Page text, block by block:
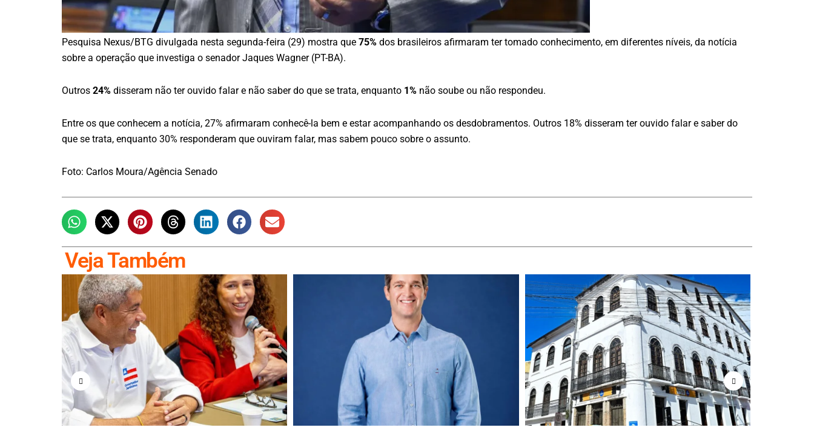
Pesquisa Nexus/BTG divulgada nesta segunda-feira (29) mostra que 75% dos brasileiros afirmaram ter tomado conhecimento, em diferentes níveis, da notícia
sobre a operação que investiga o senador Jaques Wagner (PT-BA).
Outros 24% disseram não ter ouvido falar e não saber do que se trata, enquanto 1% não soube ou não respondeu.
Entre os que conhecem a notícia, 27% afirmaram conhecê-la bem e estar acompanhando os desdobramentos. Outros 18% disseram ter ouvido falar e saber do
que se trata, enquanto 30% responderam que ouviram falar, mas sabem pouco sobre o assunto.
Foto: Carlos Moura/Agência Senado
Veja Também